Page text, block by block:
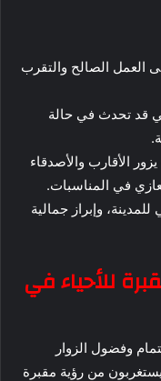
العمل الصالح والتقرب
قد تحدث في حالة
الأقارب والأصدقاء
في المناسبات.
وإبراز جمالية
للأحياء في
وفضول الزوار
من رؤية مقبرة